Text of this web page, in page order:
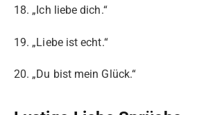
18. „Ich liebe dich.“
19. „Liebe ist echt.“
20. „Du bist mein Glück.“